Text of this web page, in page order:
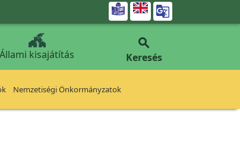

Állami kisajátítás

Keresés
Nemzetiségi Önkormányzatok